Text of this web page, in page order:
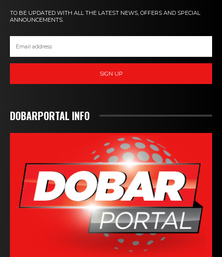
TO BE UPDATED WITH ALL THE LATEST NEWS, OFFERS AND SPECIAL
ANNOUNCEMENTS.
SIGN UP
DOBARPORTAL INFO